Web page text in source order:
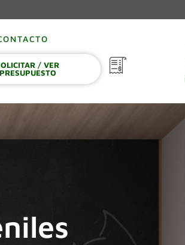
/ VER
PRESUPUESTO